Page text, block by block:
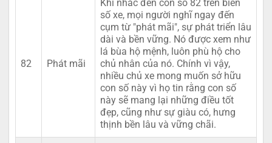
82 Phát mãi
Khi nhắc đến con số 82 trên biển
số xe, mọi người nghĩ ngay đến
cụm từ "phát mãi", sự phát triển lâu
dài và bền vững. Nó được xem như
lá bùa hộ mệnh, luôn phù hộ cho
chủ nhân của nó. Chính vì vậy,
nhiều chủ xe mong muốn sở hữu
con số này vì họ tin rằng con số
này sẽ mang lại những điều tốt
đẹp, cũng như sự giàu có, hưng
thịnh bền lâu và vững chãi.